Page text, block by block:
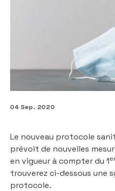
04 Sep. 2020
Le nouveau protocole
prévoit de nouvelles
en vigueur à compter du 1
trouverez ci-dessous une
protocole.